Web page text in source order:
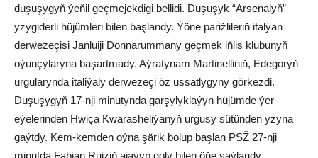
duşuşygyň ýeňil geçmejekdigi bellidi. Duşuşyk “Arsenalyň”
yzygiderli hüjümleri bilen başlandy. Ýöne parižlileriň italýan
derwezeçisi Janluiji Donnarummany geçmek iňlis klubunyň
oýunçylaryna başartmady. Aýratynam Martinelliniň, Edegoryň
urgularynda italiýaly derwezeçi öz ussatlygyny görkezdi.
Duşuşygyň 17-nji minutynda garşylyklaýyn hüjümde ýer
eýelerinden Hwiça Kwarasheliýanyň urgusy sütünden yzyna
gaýtdy. Kem-kemden oýna şärik bolup başlan PSŽ 27-nji
minutda Fabian Ruiziň ajaýyp goly bilen öňe saýlandy.